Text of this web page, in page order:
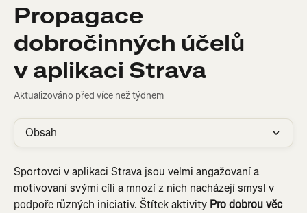
Propagace
dobročinných účelů
v aplikaci Strava
Aktualizováno před více než týdnem
Obsah
Sportovci v aplikaci Strava jsou velmi angažovaní a
motivovaní svými cíli a mnozí z nich nacházejí smysl v
podpoře různých iniciativ. Štítek aktivity Pro dobrou věc